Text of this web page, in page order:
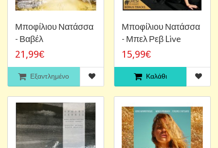
Μποφίλιου Νατάσσα
- Βαβέλ
21,99€
Εξαντλημένο
Μποφίλιου Νατάσσα
- Μπελ Ρεβ Live
15,99€
Καλάθι